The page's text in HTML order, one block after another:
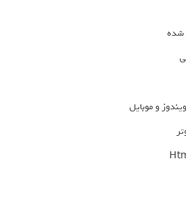
شده
و موبایل